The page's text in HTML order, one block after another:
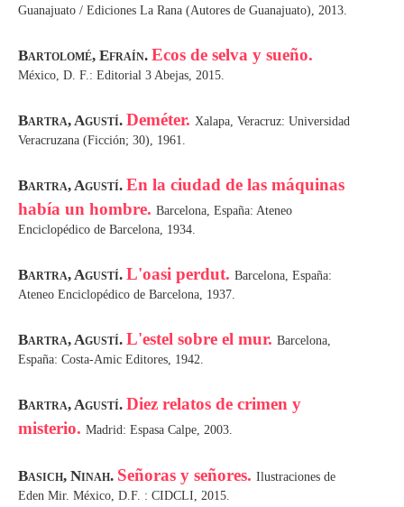
Guanajuato / Ediciones La Rana (Autores de Guanajuato), 2013.
Bartolomé, Efraín. Ecos de selva y sueño.
México, D. F.: Editorial 3 Abejas, 2015.
Bartra, Agustí. Deméter. Xalapa, Veracruz: Universidad
Veracruzana (Ficción; 30), 1961.
Bartra, Agustí. En la ciudad de las máquinas
había un hombre. Barcelona, España: Ateneo
Enciclopédico de Barcelona, 1934.
Bartra, Agustí. L'oasi perdut. Barcelona, España:
Ateneo Enciclopédico de Barcelona, 1937.
Bartra, Agustí. L'estel sobre el mur. Barcelona,
España: Costa-Amic Editores, 1942.
Bartra, Agustí. Diez relatos de crimen y
misterio. Madrid: Espasa Calpe, 2003.
Basich, Ninah. Señoras y señores. Ilustraciones de
Eden Mir. México, D.F. : CIDCLI, 2015.